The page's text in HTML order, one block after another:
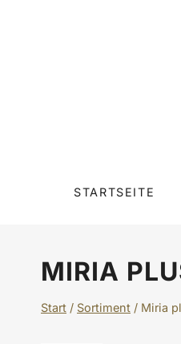
STARTSEITE
MIRIA
Start / Sortiment / Miria